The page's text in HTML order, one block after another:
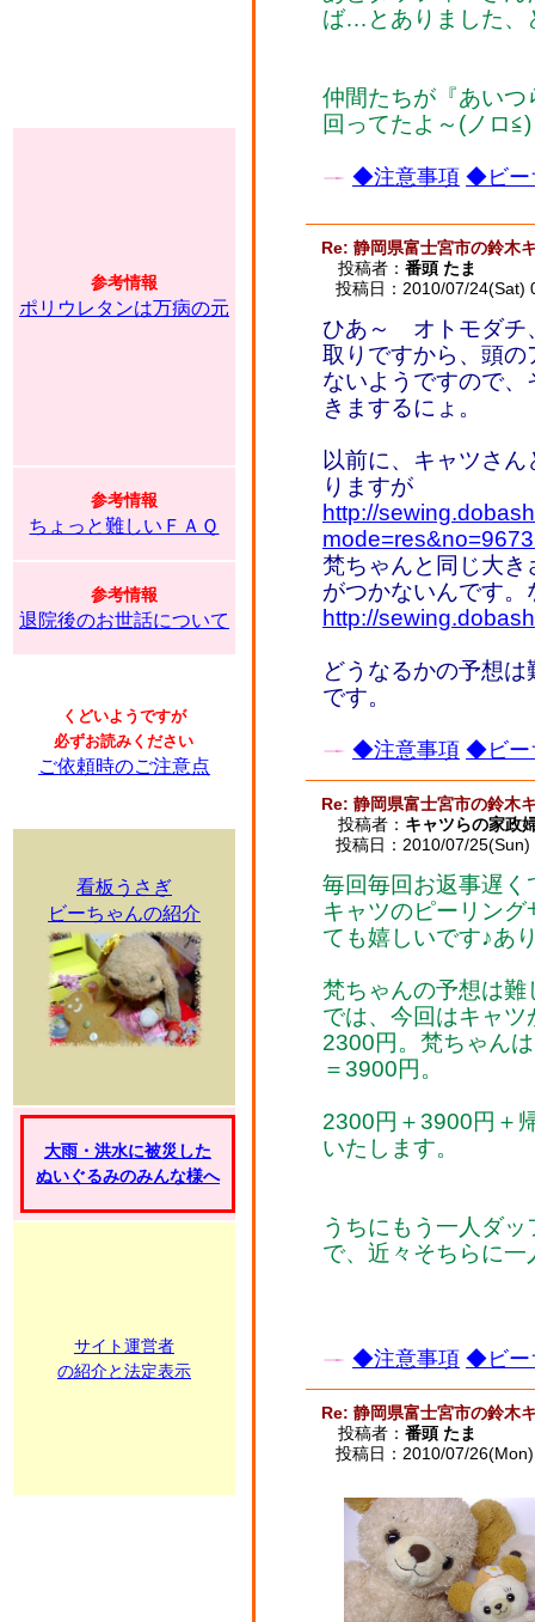
参考情報
ポリウレタンは万病の元
参考情報
ちょっと難しいＦＡＱ
参考情報
退院後のお世話について
くどいようですが
必ずお読みください
ご依頼時のご注意点
看板うさぎ
ビーちゃんの紹介
大雨・洪水に被災した
ぬいぐるみのみんな様へ
サイト運営者
の紹介と法定表示
ば…とありました、
仲間たちが『あい
回ってたよ～(ノロ≦)
◆注意事項 ◆ビー
Re: 静岡県富士宮市の鈴木
投稿者： 番頭 たま
投稿日：2010/07/24(Sat)
ひあ～ オトモダチ
取りですから、頭
ないようですので
きまするにょ。
以前に、キャツさ
りますが
http://
梵ちゃんと同じ大
がつかないんです
http://
どうなるかの予想
です。
◆注意事項 ◆ビー
Re: 静岡県富士宮市の鈴木
投稿者： キャツらの家政
投稿日：2010/07/
毎回毎回お返事遅く
キャツのピーリン
ても嬉しいです♪あ
梵ちゃんの予想は
では、今回はキャ
2300円。梵ちゃん
＝3900円。
2300円＋3900円＋
いたします。
うちにもう一人ダ
で、近々そちらに
◆注意事項 ◆ビー
Re: 静岡県富士宮市の鈴木
投稿者： 番頭 たま
投稿日：2010/07/